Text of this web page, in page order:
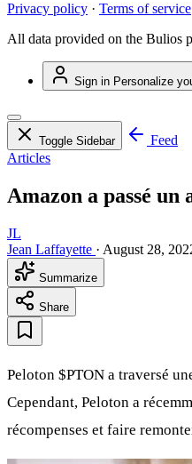
Privacy policy · Terms of service
All data provided on the Bulios
Sign in Personalize
Toggle Sidebar
Feed
Articles
Amazon a passé
JL
Jean Laffayette · August 28,
Summarize
Share
Peloton $PTON a traversé
Cependant, Peloton a
récompenses et faire